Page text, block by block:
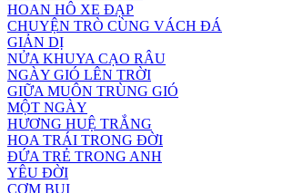
HOAN HÔ XE ĐẠP
CHUYỆN TRÒ CÙNG VÁCH ĐÁ
GIẢN DỊ
NỬA KHUYA CẠO RÂU
NGÀY GIÓ LÊN TRỜI
GIỮA MUÔN TRÙNG GIÓ
MỘT NGÀY
HƯƠNG HUỆ TRẮNG
HOA TRÁI TRONG ĐỜI
ĐỨA TRẺ TRONG ANH
YÊU ĐỜI
CƠM BỤI